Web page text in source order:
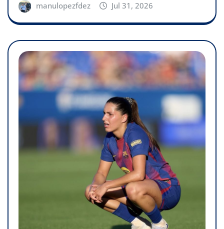
manulopezfdez Jul 31, 2026